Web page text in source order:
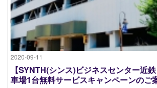
2020-09-11
【SYNTH(シンス)ビジネスセンター近
車場1台無料サービスキャンペーンのご